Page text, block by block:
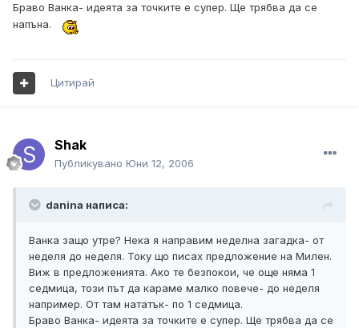
Браво Ванка- идеята за точките е супер. Ще трябва да се
напъна.
Цитирай
Shak
Публикувано Юни 12, 2006
danina написа:
Ванка защо утре? Нека я направим неделна загадка- от
неделя до неделя. Току що писах предложение на Милен.
Виж в предложенията. Ако те безпокои, че още няма 1
седмица, този път да караме малко повече- до неделя
например. От там нататък- по 1 седмица.
Браво Ванка- идеята за точките е супер. Ще трябва да се